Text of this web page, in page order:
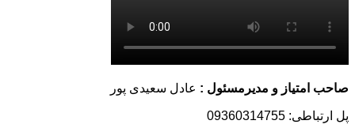
صاحب امتیاز و مدیرمسئول : عادل سعیدی پور
پل ارتباطی: 09360314755